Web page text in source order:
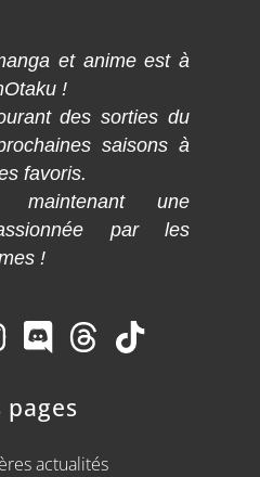
et anime est à
!
des sorties du
saisons à
favoris.
maintenant une
par les
!
pages
actualités